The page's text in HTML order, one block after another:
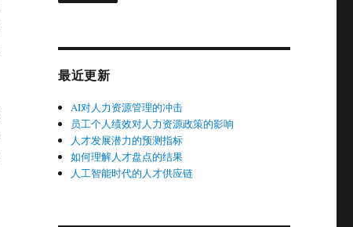
最近更新
AI对人力资源管理的冲击
员工个人绩效对人力资源政策的影响
人才发展潜力的预测指标
如何理解人才盘点的结果
人工智能时代的人才供应链